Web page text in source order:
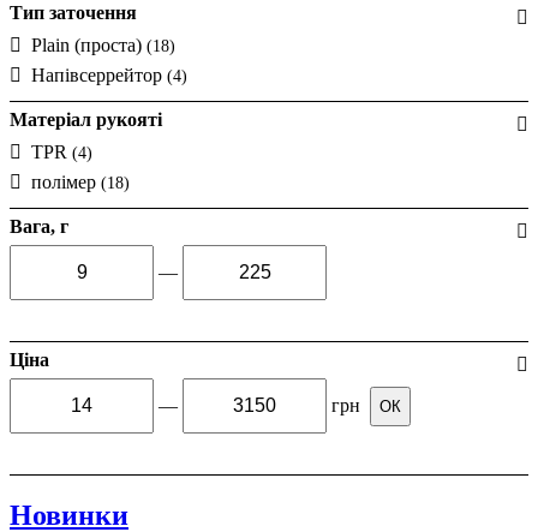
Тип заточення
Plain (проста) (18)
Напівсеррейтор (4)
Матеріал рукояті
TPR (4)
полімер (18)
Вага, г
—
Ціна
— грн ОК
Новинки